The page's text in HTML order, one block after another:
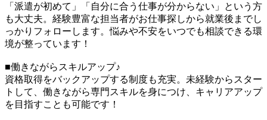
「派遣が初めて」「自分に合う仕事が分からない」という方
も大丈夫。経験豊富な担当者がお仕事探しから就業後までし
っかりフォローします。悩みや不安をいつでも相談できる環
境が整っています！
■働きながらスキルアップ♪
資格取得をバックアップする制度も充実。未経験からスター
トして、働きながら専門スキルを身につけ、キャリアアップ
を目指すことも可能です！